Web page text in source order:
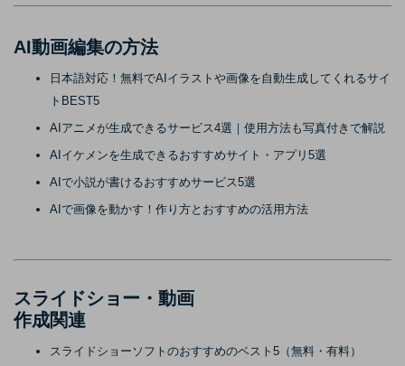
AI動画編集の方法
日本語対応！無料でAIイラストや画像を自動生成してくれるサイ
トBEST5
AIアニメが生成できるサービス4選｜使用方法も写真付きで解説
AIイケメンを生成できるおすすめサイト・アプリ5選
AIで小説が書けるおすすめサービス5選
AIで画像を動かす！作り方とおすすめの活用方法
スライドショー・動画
作成関連
スライドショーソフトのおすすめのベスト5（無料・有料）